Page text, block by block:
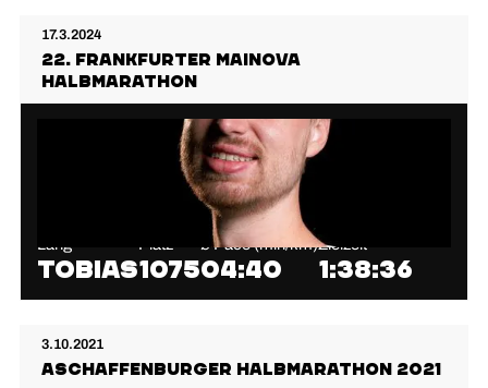
17.3.2024
22. Frankfurter Mainova
Halbmarathon
Lang
Tobias
Platz
1075
⌀ Pace (min/km)
04:40
Zielzeit
1:38:36
3.10.2021
Aschaffenburger Halbmarathon 2021